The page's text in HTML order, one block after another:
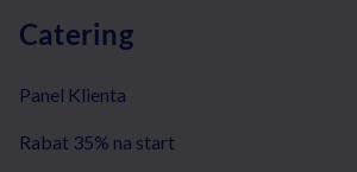
Catering
Panel Klienta
Rabat 35% na start